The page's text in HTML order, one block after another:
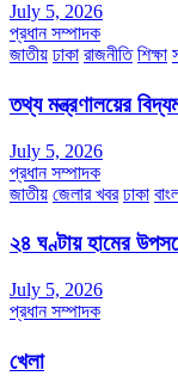
July 5, 2026
প্রধান সম্পাদক
জাতীয় ঢাকা রাজনীতি শিক্ষা
তথ্য মন্ত্রণালয়ের
July 5, 2026
প্রধান সম্পাদক
জাতীয় জেলার খবর ঢাকা
২৪ ঘণ্টায় হামের
July 5, 2026
প্রধান সম্পাদক
খেলা